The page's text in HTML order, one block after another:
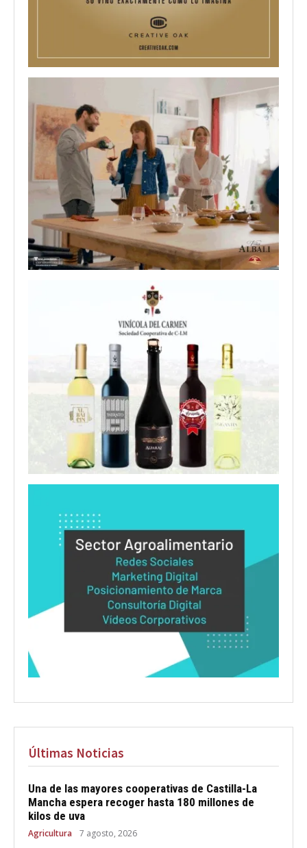
Últimas Noticias
Una de las mayores cooperativas de Castilla-La
Mancha espera recoger hasta 180 millones de
kilos de uva
Agricultura 7 agosto, 2026